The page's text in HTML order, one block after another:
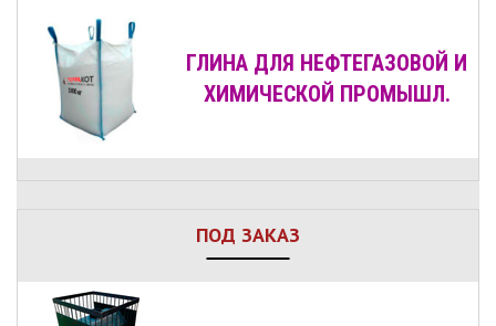
ГЛИНА ДЛЯ НЕФТЕГАЗОВОЙ И
ХИМИЧЕСКОЙ ПРОМЫШЛ.
ПОД ЗАКАЗ